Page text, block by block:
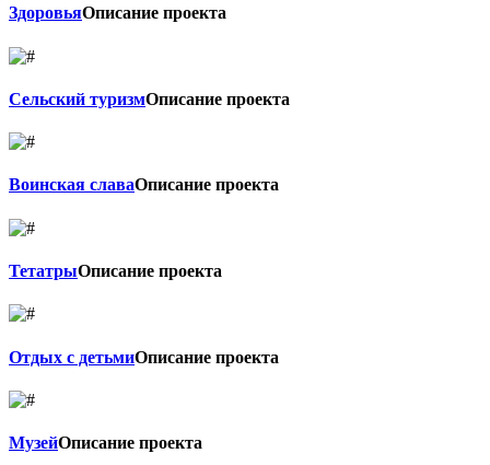
ЗдоровьяОписание проекта
Сельский туризмОписание проекта
Воинская славаОписание проекта
ТетатрыОписание проекта
Отдых с детьмиОписание проекта
МузейОписание проекта